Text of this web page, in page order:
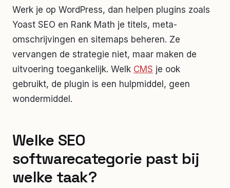
Werk je op WordPress, dan helpen plugins zoals
Yoast SEO en Rank Math je titels, meta-
omschrijvingen en sitemaps beheren. Ze
vervangen de strategie niet, maar maken de
uitvoering toegankelijk. Welk CMS je ook
gebruikt, de plugin is een hulpmiddel, geen
wondermiddel.
Welke SEO
softwarecategorie past bij
welke taak?